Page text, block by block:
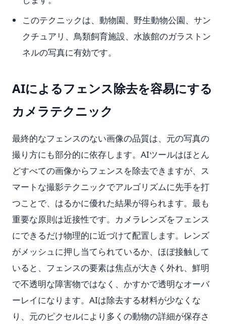
このテクニックは、動物園、野生動物公園、サン
クチュアリ、鳥類飼育施設、水族館のガラストン
ネルの写真に有効です。
AIによるフェンス除去を容易にする
カメラテクニック
最終的なフェンスのない画像の品質は、元の写真の
撮り方にも部分的に依存します。AIツールはほとん
どすべての画像からフェンスを除去できますが、ス
マートな撮影テクニックでアルゴリズムに先手を打
つことで、はるかに優れた結果が得られます。最も
重要な原則は近接性です。カメラレンズをフェンス
にできるだけ物理的に近づけて配置します。レンズ
がメッシュに押し当てられているか、ほぼ接触して
いると、フェンスの要素は焦点が大きく外れ、鮮明
で不透明な障害物ではなく、かすかで透明なオーバ
ーレイになります。AIは除去する材料が少なくな
り、元のピクセルにより多くの動物の詳細が保存さ